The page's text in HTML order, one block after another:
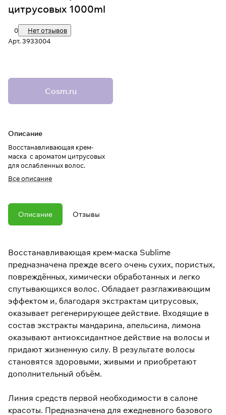
цитрусовых 1000ml
0
Нет отзывов
Арт.3933004
Cosm.ru
Описание
Восстанавливающая крем-
маска с ароматом цитрусовых
для ослабленных волос.
Все описание
Описание Отзывы
Восстанавливающая крем-маска Sublime
предназначена прежде всего очень сухих, пористых,
повреждённых, химически обработанных и легко
спутывающихся волос. Обладает разглаживающим
эффектом и, благодаря экстрактам цитрусовых,
оказывает регенерирующее действие. Входящие в
состав экстракты мандарина, апельсина, лимона
оказывают антиоксидантное действие на волосы и
придают жизненную силу. В результате волосы
становятся здоровыми, живыми и приобретают
дополнительный объём.
Линия средств первой необходимости в салоне
красоты. Предназначена для ежедневного базового